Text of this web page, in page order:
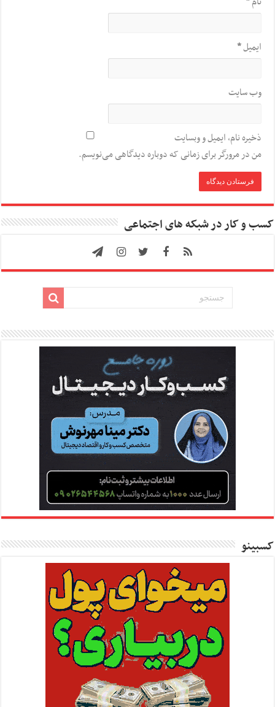
ایمیل*
وب‌ سایت
ذخیره نام، ایمیل و وبسایت
من در مرورگر برای زمانی که دوباره دیدگاهی می‌نویسم.
کسب و کار در شبکه های اجتماعی
کسبینو